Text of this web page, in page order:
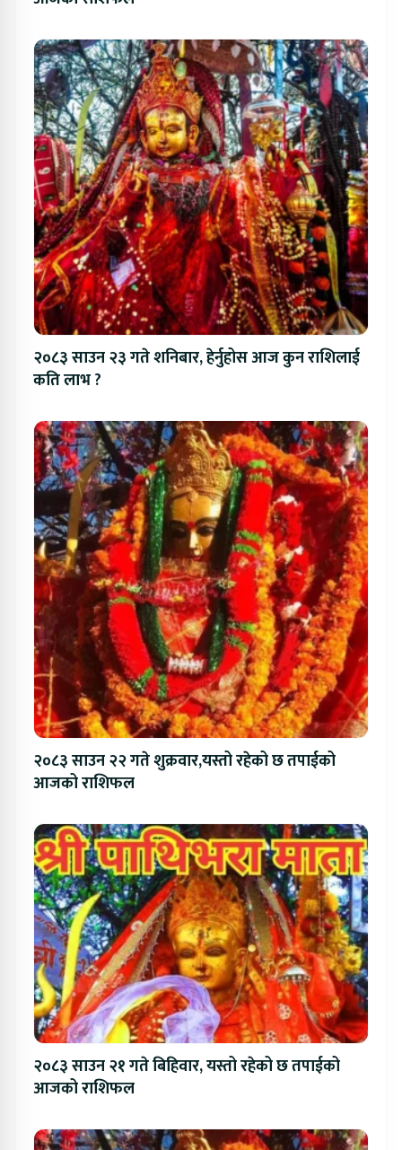
२०८३ साउन २३ गते शनिबार, हेर्नुहोस आज कुन राशिलाई
कति लाभ ?
२०८३ साउन २२ गते शुक्रवार,यस्तो रहेको छ तपाईको
आजको राशिफल
२०८३ साउन २१ गते बिहिवार, यस्तो रहेको छ तपाईको
आजको राशिफल